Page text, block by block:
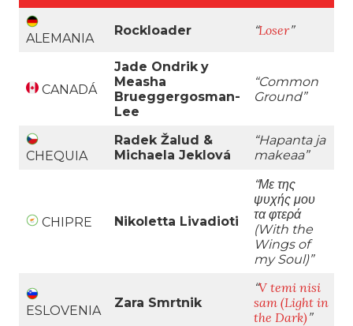
ALEMANIA
Rockloader “Loser”
CANADÁ
Jade Ondrik y
Measha
Brueggergosman-
Lee
“Common
Ground”
CHEQUIA
Radek Žalud &
Michaela Jeklová
“Hapanta ja
makeaa”
CHIPRE Nikoletta Livadioti
“Με της
ψυχής μου
τα φτερά
(With the
Wings of
my Soul)”
ESLOVENIA
Zara Smrtnik
“V temi nisi
sam (Light in
the Dark)”